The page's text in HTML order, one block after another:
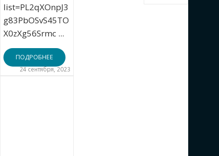
list=PL2qXOnpJ3
g83PbOSvS45TO
X0zXg56Srmc ...
ПОДРОБНЕЕ
24 сентября, 2023